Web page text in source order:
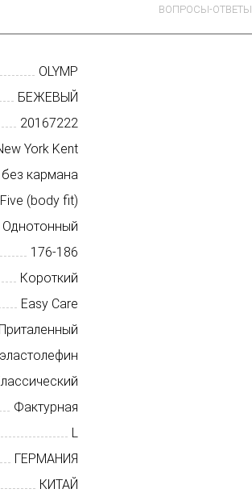
ВОПРОСЫ-ОТВЕТЫ
OLYMP
БЕЖЕВЫЙ
20167222
York Kent
без кармана
(body fit)
Однотонный
176-186
Короткий
Easy Care
Приталенный
Фактурная
L
ГЕРМАНИЯ
КИТАЙ